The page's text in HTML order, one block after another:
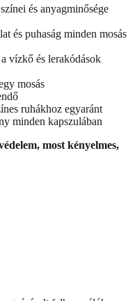
és anyagminősége
és puhaság minden mosás
vízkő és lerakódások
mosás
ruhákhoz egyaránt
minden kapszulában
most kényelmes,